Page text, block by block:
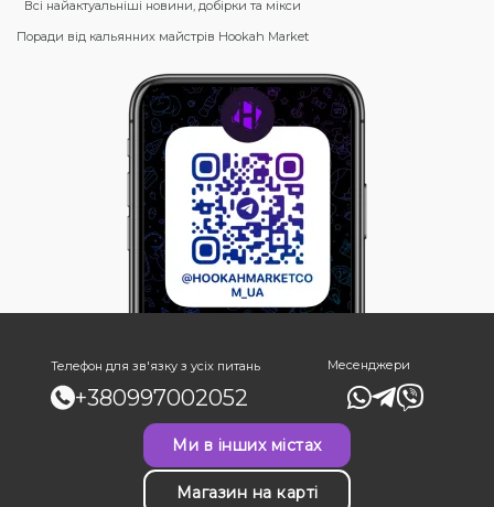
Всі найактуальніші новини, добірки та мікси
Поради від кальянних майстрів Hookah Market
Телефон для зв'язку з усіх питань
+380997002052
Месенджери
Ми в інших містах
Магазин на карті